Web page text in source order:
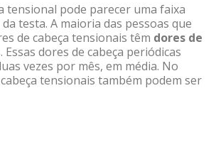
tensional pode parecer uma faixa
testa. A maioria das pessoas que
de cabeça tensionais têm dores de
Essas dores de cabeça periódicas
vezes por mês, em média. No
tensionais também podem ser